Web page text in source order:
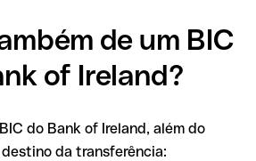
de um BIC
of Ireland?
do Bank of Ireland, além do
da transferência: